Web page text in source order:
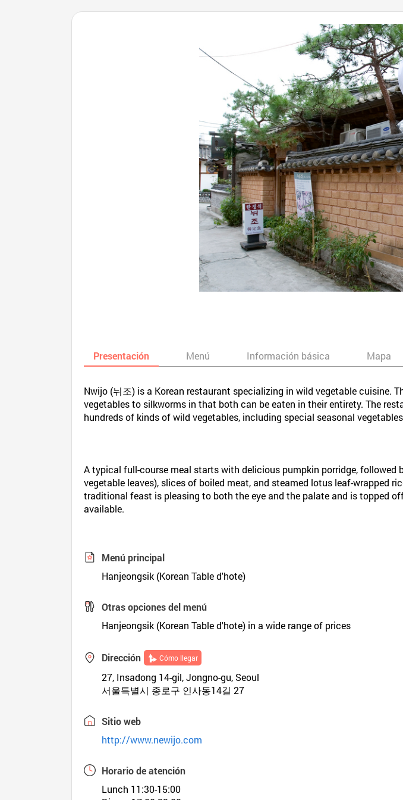
Presentación Menú Información básica Mapa
Nwijo (뉘조) is a Korean restaurant specializing in wild vegetable cuisine.
vegetables to silkworms in that both can be eaten in their entirety. The
hundreds of kinds of wild vegetables, including special seasonal
A typical full-course meal starts with delicious pumpkin porridge, followed
vegetable leaves), slices of boiled meat, and steamed lotus leaf-wrapped
traditional feast is pleasing to both the eye and the palate and is topped
available.
Menú principal
Hanjeongsik (Korean Table d'hote)
Otras opciones del menú
Hanjeongsik (Korean Table d'hote) in a wide range of prices
Dirección Cómo llegar
27, Insadong 14-gil, Jongno-gu, Seoul
서울특별시 종로구 인사동14길 27
Sitio web
http://www.newijo.com
Horario de atención
Lunch 11:30-15:00